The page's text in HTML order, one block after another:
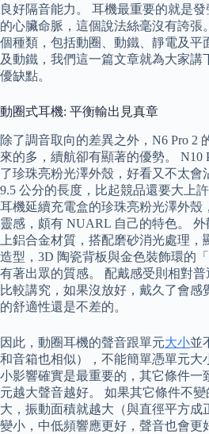
良好隔音能力。 耳機最重要的就是
的心臟命脈，這個說法絲毫沒有誇張
個種類，包括動圈、動鐵、靜電及平
及動鐵，我們這一篇文章就為大家講
優缺點。
動圈式耳機: 平衡輸出見真章
除了調音取向的差異之外，N6 Pro 2
來的多，續航卻有顯著的優勢。 N10
了珍珠亮粉光澤外殼，好看又不太會
9.5 公分的長度，比起競品還要大上
耳機延續充電盒的珍珠亮粉光澤外殼
靈感，頗有 NUARL 自己的特色。
上鋁合金材質，搭配磨砂消光處理
造型，3D 陶瓷背板與金色裝飾環的
有著出眾的質感。 配戴感受則相對
比較講究，如果沒放好，戴久了會
的舒適性還是不差的。
因此，動圈耳機的聲音跟單元大小並
和音箱也相似），不能簡單憑單元大
小影響確實是最重要的，其它條件一
元越大聲音越好。 如果其它條件不
大，振動面積就越大（與直徑平方成
變小，中低頻響應更好，聲音也會更